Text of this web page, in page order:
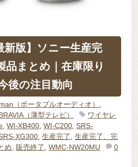
新版】ソニー生産完
品まとめ｜在庫限り
後の注目動向
（ポータブルオーディオ）
（薄型テレビ）
ワイヤレ
,WI-XB400 ,WI-C200 ,SRS-
XG300 ,生産完了 ,生産完了、完
め
販売終了 ,WMC-NW20MU
0